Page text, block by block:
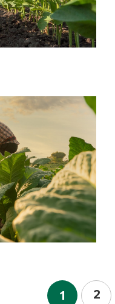
1 2